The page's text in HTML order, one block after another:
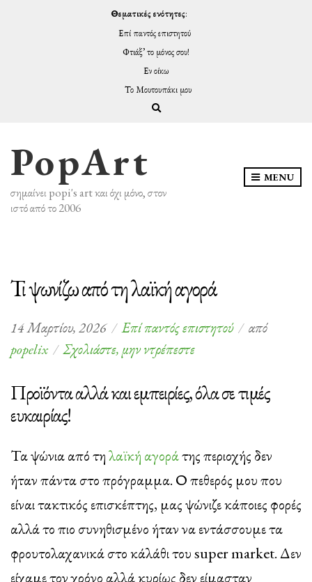
Θεματικές ενότητες:
Επί παντός επιστητού
Φτιάξ’ το μόνος σου!
Εν οίκω
Το Μουτουπάκι μου
Expand search form
PopArt
σημαίνει popi's art και όχι μόνο, στον
ιστό από το 2006
MENU
Τι ψωνίζω από τη λαϊκή αγορά
14 Μαρτίου, 2026 Επί παντός επιστητού
από
popelix
Σχολιάστε, μην ντρέπεστεστο
ψωνίζω
λαϊκή
αγορά
Προϊόντα αλλά και εμπειρίες, όλα σε τιμές
ευκαιρίας!
Τα ψώνια από τηλαϊκή αγοράτης περιοχής δεν
ήταν πάντα στο πρόγραμμα. Ο πεθερός μου που
είναι τακτικός επισκέπτης, μας ψώνιζε κάποιες φορές
αλλά το πιο συνηθισμένο ήταν να εντάσσουμε τα
φρουτολαχανικά στο κάλάθι του super market. Δεν
είχαμε τον χρόνο αλλά κυρίως δεν είμασταν